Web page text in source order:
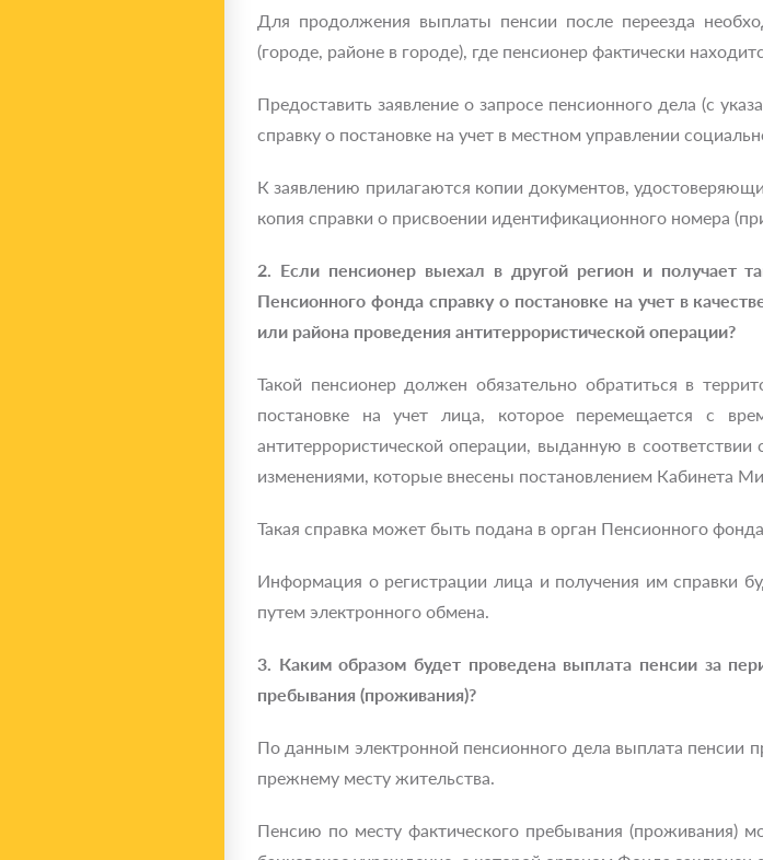
Для продолжения выплаты пенсии после переезда
(городе, районе в городе), где пенсионер фактически
Предоставить заявление о запросе пенсионного дела (с
справку о постановке на учет в местном управлении
К заявлению прилагаются копии документов,
копия справки о присвоении идентификационного номера
2. Если пенсионер выехал в другой регион и получает
Пенсионного фонда справку о постановке на учет в
или района проведения антитеррористической операции?
Такой пенсионер должен обязательно обратиться в
постановке на учет лица, которое перемещается с
антитеррористической операции, выданную в
изменениями, которые внесены постановлением Кабинета
Такая справка может быть подана в орган Пенсионного
Информация о регистрации лица и получения им справки
путем электронного обмена.
3. Каким образом будет проведена выплата пенсии за
пребывания (проживания)?
По данным электронной пенсионного дела выплата пенсии
прежнему месту жительства.
Пенсию по месту фактического пребывания (проживания)